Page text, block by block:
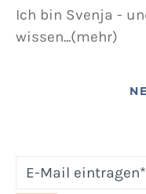
Ich bin Svenja -
wissen...(mehr)